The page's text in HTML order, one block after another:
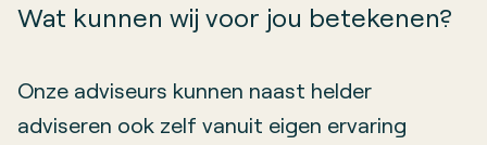
Wat kunnen wij voor jou betekenen?
Onze adviseurs kunnen naast helder
adviseren ook zelf vanuit eigen ervaring